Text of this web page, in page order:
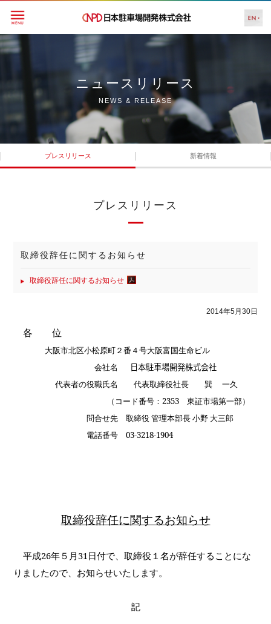
ニュースリリース
NEWS & RELEASE
プレスリリース 新着情報
プレスリリース
取締役辞任に関するお知らせ
取締役辞任に関するお知らせ
2014年5月30日
各 位
大阪市北区小松原町２番４号大阪富国生命ビル
会社名
日本駐車場開発株式会社
代表者の役職氏名
代表取締役社長 巽 一久
（コード番号： 2353東証市場第一部）
問合せ先
取締役 管理本部長 小野 大三郎
電話番号
03-3218-1904
取締役辞任に関するお知らせ
平成26年５月 31日付で、取締役１名が辞任することにな
りましたので、お知らせいたします。
記